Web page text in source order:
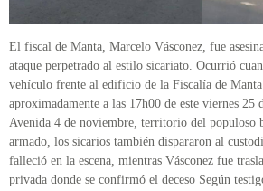
El fiscal de Manta, Marcelo Vásconez, fue
ataque perpetrado al estilo sicariato. Ocurrió
vehículo frente al edificio de la Fiscalía de
aproximadamente a las 17h00 de este viernes 25
Avenida 4 de noviembre, territorio del populoso
armado, los sicarios también dispararon al
falleció en la escena, mientras Vásconez fue
privada donde se confirmó el deceso Según